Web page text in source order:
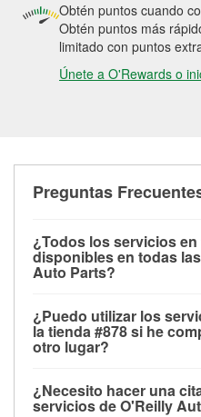
Obtén puntos cuando
Obtén puntos más
limitado con puntos
Únete a O'Rewards o
Preguntas
¿Todos los servicios
disponibles en todas
Auto Parts?
las pruebas de batería,
motor de arranque,
con O'Reilly VeriScan® e
limpiaparabrisas o
todas las tiendas O'Reilly
¿Puedo utilizar los
la tienda #878 si he
otro lugar?
de O'Reilly Auto Parts
¿Necesito hacer una
servicios de O'Reilly